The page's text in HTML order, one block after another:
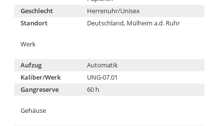
Geschlecht
Herrenuhr/Unisex
Standort
Deutschland, Mülheim a.d. Ruhr
Werk
Aufzug
Automatik
Kaliber/Werk
UNG-07.01
Gangreserve
60 h
Gehäuse